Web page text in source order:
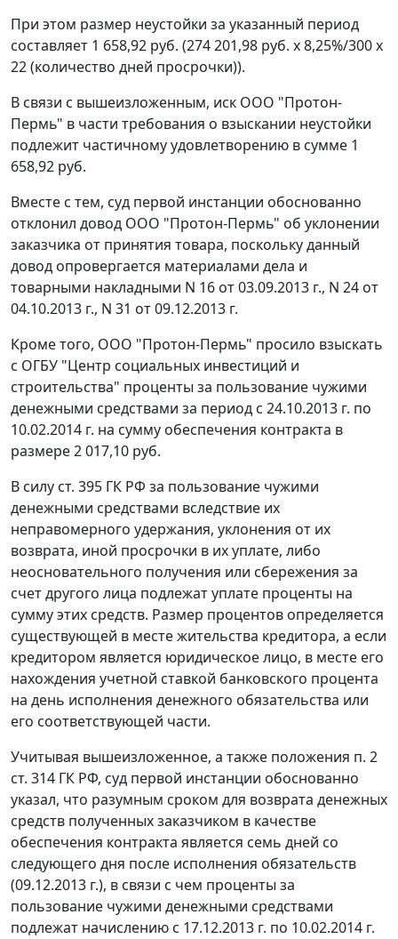
При этом размер неустойки за указанный период
составляет 1 658,92 руб. (274 201,98 руб. х 8,25%/300 х
22 (количество дней просрочки)).
В связи с вышеизложенным, иск ООО "Протон-
Пермь" в части требования о взыскании неустойки
подлежит частичному удовлетворению в сумме 1
658,92 руб.
Вместе с тем, суд первой инстанции обоснованно
отклонил довод ООО "Протон-Пермь" об уклонении
заказчика от принятия товара, поскольку данный
довод опровергается материалами дела и
товарными накладными N 16 от 03.09.2013 г., N 24 от
04.10.2013 г., N 31 от 09.12.2013 г.
Кроме того, ООО "Протон-Пермь" просило взыскать
с ОГБУ "Центр социальных инвестиций и
строительства" проценты за пользование чужими
денежными средствами за период с 24.10.2013 г. по
10.02.2014 г. на сумму обеспечения контракта в
размере 2 017,10 руб.
В силу ст. 395 ГК РФ за пользование чужими
денежными средствами вследствие их
неправомерного удержания, уклонения от их
возврата, иной просрочки в их уплате, либо
неосновательного получения или сбережения за
счет другого лица подлежат уплате проценты на
сумму этих средств. Размер процентов определяется
существующей в месте жительства кредитора, а если
кредитором является юридическое лицо, в месте его
нахождения учетной ставкой банковского процента
на день исполнения денежного обязательства или
его соответствующей части.
Учитывая вышеизложенное, а также положения п. 2
ст. 314 ГК РФ, суд первой инстанции обоснованно
указал, что разумным сроком для возврата денежных
средств полученных заказчиком в качестве
обеспечения контракта является семь дней со
следующего дня после исполнения обязательств
(09.12.2013 г.), в связи с чем проценты за
пользование чужими денежными средствами
подлежат начислению с 17.12.2013 г. по 10.02.2014 г.